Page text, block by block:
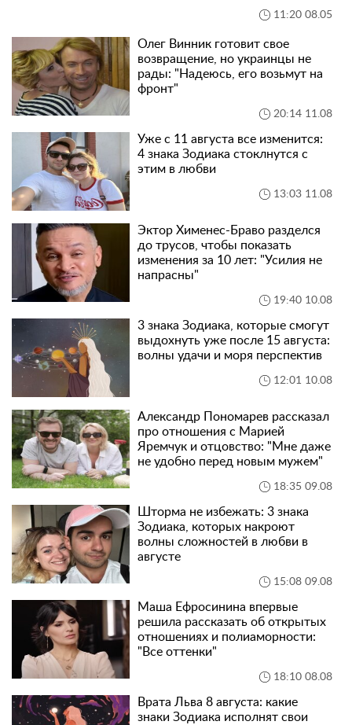
11:20 08.05
Олег Винник готовит свое
возвращение, но украинцы не
рады: "Надеюсь, его возьмут на
фронт"
20:14 11.08
Уже с 11 августа все изменится:
4 знака Зодиака стоклнутся с
этим в любви
13:03 11.08
Эктор Хименес-Браво разделся
до трусов, чтобы показать
изменения за 10 лет: "Усилия не
напрасны"
19:40 10.08
3 знака Зодиака, которые смогут
выдохнуть уже после 15 августа:
волны удачи и моря перспектив
12:01 10.08
Александр Пономарев рассказал
про отношения с Марией
Яремчук и отцовство: "Мне даже
не удобно перед новым мужем"
18:35 09.08
Шторма не избежать: 3 знака
Зодиака, которых накроют
волны сложностей в любви в
августе
15:08 09.08
Маша Ефросинина впервые
решила рассказать об открытых
отношениях и полиаморности:
"Все оттенки"
18:10 08.08
Врата Льва 8 августа: какие
знаки Зодиака исполнят свои